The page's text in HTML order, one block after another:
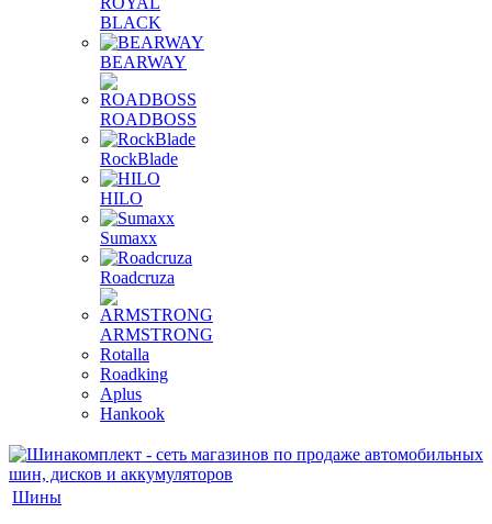
BLACK
BEARWAY
ROADBOSS
RockBlade
HILO
Sumaxx
Roadcruza
ARMSTRONG
Rotalla
Roadking
Aplus
Hankook
Шины